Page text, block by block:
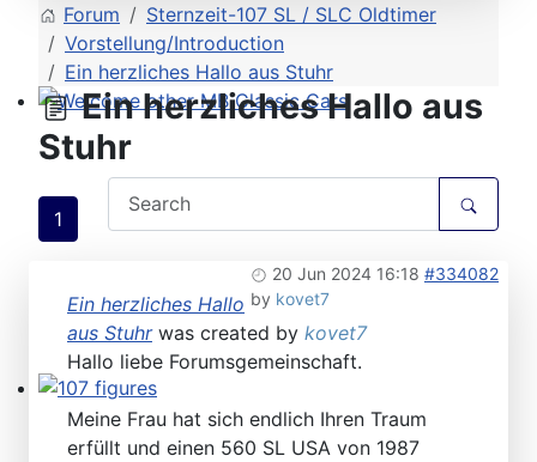
Welcome other MB Classic Cars
107 figures
Forum
Sternzeit-107 SL / SLC Oldtimer
Vorstellung/Introduction
Ein herzliches Hallo aus Stuhr
Ein herzliches Hallo aus
Stuhr
1
20 Jun 2024 16:18 #334082
by kovet7
Ein herzliches Hallo
aus Stuhrwas created by kovet7
Hallo liebe Forumsgemeinschaft.
Meine Frau hat sich endlich Ihren Traum
erfüllt und einen 560 SL USA von 1987